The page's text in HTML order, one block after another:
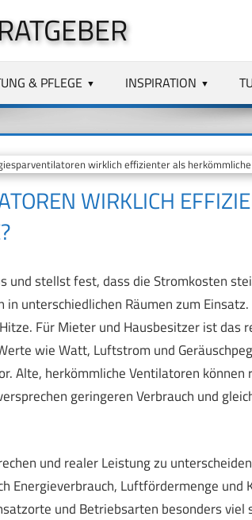
& PFLEGE INSPIRATION
wirklich effizienter als
WIRKLICH
und stellst fest, dass die Stromkosten
unterschiedlichen Räumen zum
Für Mieter und Hausbesitzer ist das
wie Watt, Luftstrom und
Alte, herkömmliche Ventilatoren können
geringeren Verbrauch und
und realer Leistung zu
Energieverbrauch, Luftfördermenge und
und Betriebsarten besonders viel